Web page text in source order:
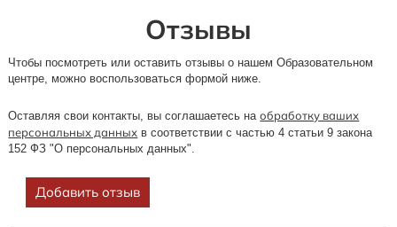
Отзывы
Чтобы посмотреть или оставить отзывы о нашем Образовательном
центре, можно воспользоваться формой ниже.
Оставляя свои контакты, вы соглашаетесь наобработку ваших
персональных данных в соответствии с частью 4 статьи 9 закона
152 ФЗ "О персональных данных".
Добавить отзыв